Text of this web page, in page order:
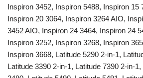
Inspiron 3452, Inspiron 5488, Inspiron 15
Inspiron 20 3064, Inspiron 3264 AIO,
3452 AIO, Inspiron 24 3464, Inspiron 24
Inspiron 3252, Inspiron 3268, Inspiron
Inspiron 3668, Latitude 5290 2-in-1,
Latitude 3390 2-in-1, Latitude 7390 2-in-